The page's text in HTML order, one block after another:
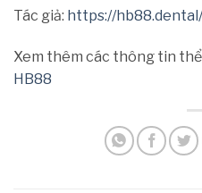
Tác giả: https://hb88.dental/
Xem thêm các thông tin
HB88